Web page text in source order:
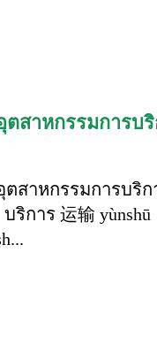
สาหกรรมการบ
ตสาหกรรมการบริ
ริการ 运输